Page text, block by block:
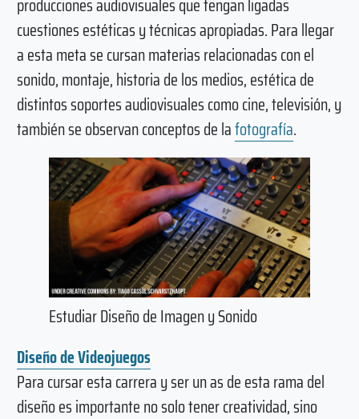
cuestiones estéticas y técnicas apropiadas. Para llegar
a esta meta se cursan materias relacionadas con el
sonido, montaje, historia de los medios, estética de
distintos soportes audiovisuales como cine, televisión, y
también se observan conceptos de lafotografía.
Estudiar Diseño de Imagen y Sonido
Diseño de Videojuegos
Para cursar esta carrera y ser un as de esta rama del
diseño es importante no solo tener creatividad, sino